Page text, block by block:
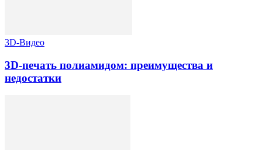
3D-Видео
3D-печать полиамидом: преимущества и
недостатки